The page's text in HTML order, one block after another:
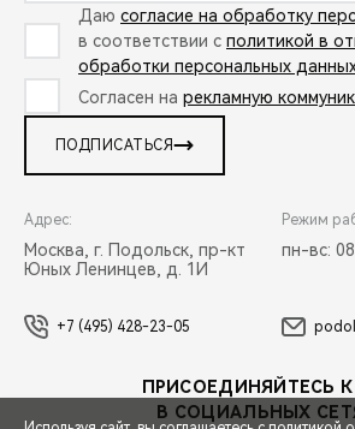
Даю согласие на обработку
в соответствии с политикой в
обработки персональных
Согласен на рекламную
ПОДПИСАТЬСЯ
Адрес:
Москва, г. Подольск, пр-кт
Юных Ленинцев, д. 1И
Режим
пн-вс:
+7 (495) 428-23-05
ПРИСОЕДИНЯЙТЕСЬ К
В СОЦИАЛЬНЫХ